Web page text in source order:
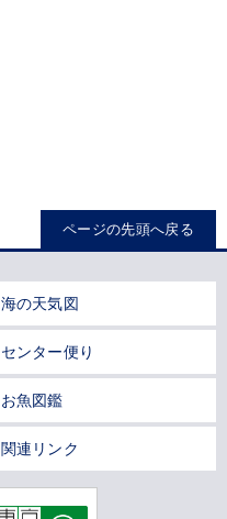
ページの先頭へ戻る
海の天気図
センター便り
お魚図鑑
関連リンク